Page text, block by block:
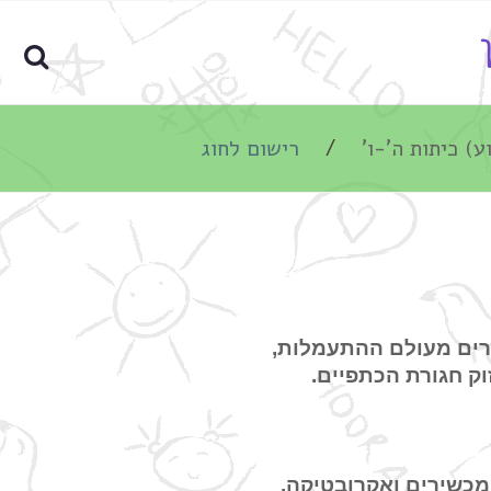
כיתות ה'-ו' רישום לחוג
מעולם ההתעמלות,
חגורת הכתפיים.
ואקרובטיקה.